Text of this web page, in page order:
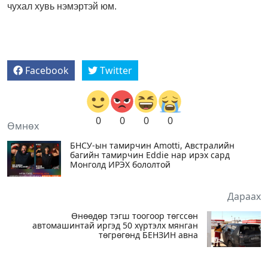
чухал хувь нэмэртэй юм.
Facebook Twitter
0 0 0 0
Өмнөх
БНСУ-ын тамирчин Amotti, Австралийн
багийн тамирчин Eddie нар ирэх сард
Монголд ИРЭХ бололтой
Дараах
Өнөөдөр тэгш тоогоор төгссөн
автомашинтай иргэд 50 хүртэлх мянган
төгрөгөнд БЕНЗИН авна